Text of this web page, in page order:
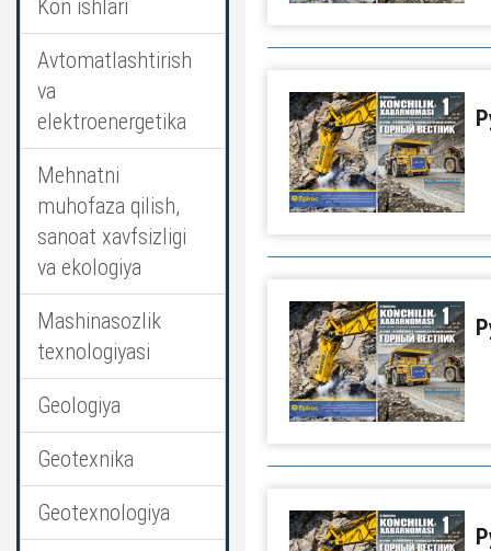
Kon ishlari
Avtomatlashtirish
va
elektroenergetika
Mehnatni
muhofaza qilish,
sanoat xavfsizligi
va ekologiya
Mashinasozlik
texnologiyasi
Geologiya
Geotexnika
Geotexnologiya